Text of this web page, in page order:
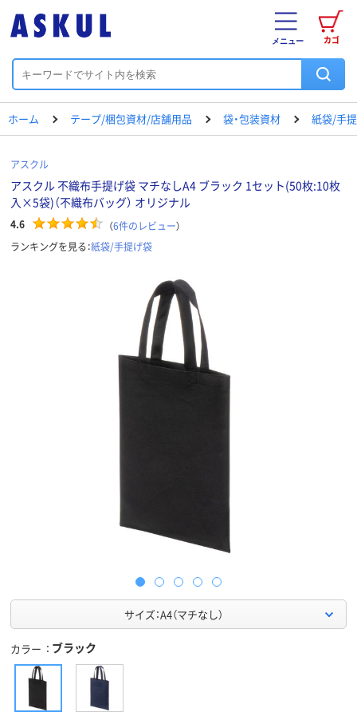
カゴ
メニュー
ホーム テープ/梱包資材/店舗用品 袋・包装資材 紙袋/手
アスクル
アスクル 不織布手提げ袋 マチなしA4 ブラック 1セット(50枚:10枚
入×5袋)（不織布バッグ） オリジナル
4.6 （6件のレビュー）
ランキングを見る：紙袋/手提げ袋
サイズ：A4（マチなし）
カラー ブラック